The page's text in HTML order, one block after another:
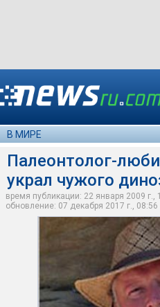
В МИРЕ
Палеонтолог-
украл чужого
время публикации: 22 января 2009 г.,
обновление: 07 декабря 2017 г., 08:56